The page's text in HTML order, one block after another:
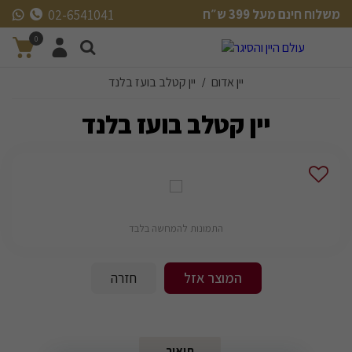
משלוח חינם מעל 399 ש״ח
משלוח חינם מעל 399 ש״ח
02-6541041
0
יין אדום / יין קטלב בועז בלנד
יין קטלב בועז בלנד
התמונות להמחשה בלבד
המוצר אזל חזרה